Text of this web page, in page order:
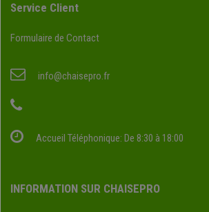
Service Client
Formulaire de Contact
info@chaisepro.fr
Accueil Téléphonique: De 8:30 à 18:00
INFORMATION SUR CHAISEPRO